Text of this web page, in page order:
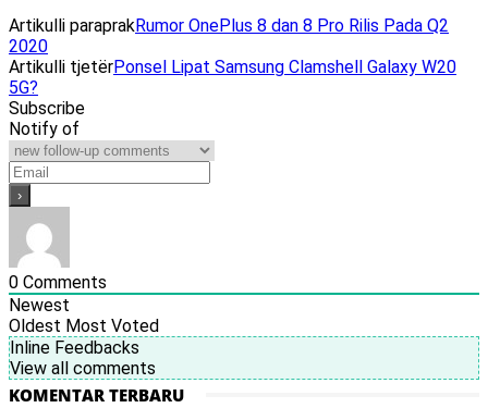
Artikulli paraprakRumor OnePlus 8 dan 8 Pro Rilis Pada Q2
2020
Artikulli tjetërPonsel Lipat Samsung Clamshell Galaxy W20
5G?
Subscribe
Notify of
0 Comments
Newest
Oldest Most Voted
Inline Feedbacks
View all comments
KOMENTAR TERBARU